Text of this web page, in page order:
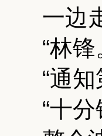
一边
“林锋
“通
“十